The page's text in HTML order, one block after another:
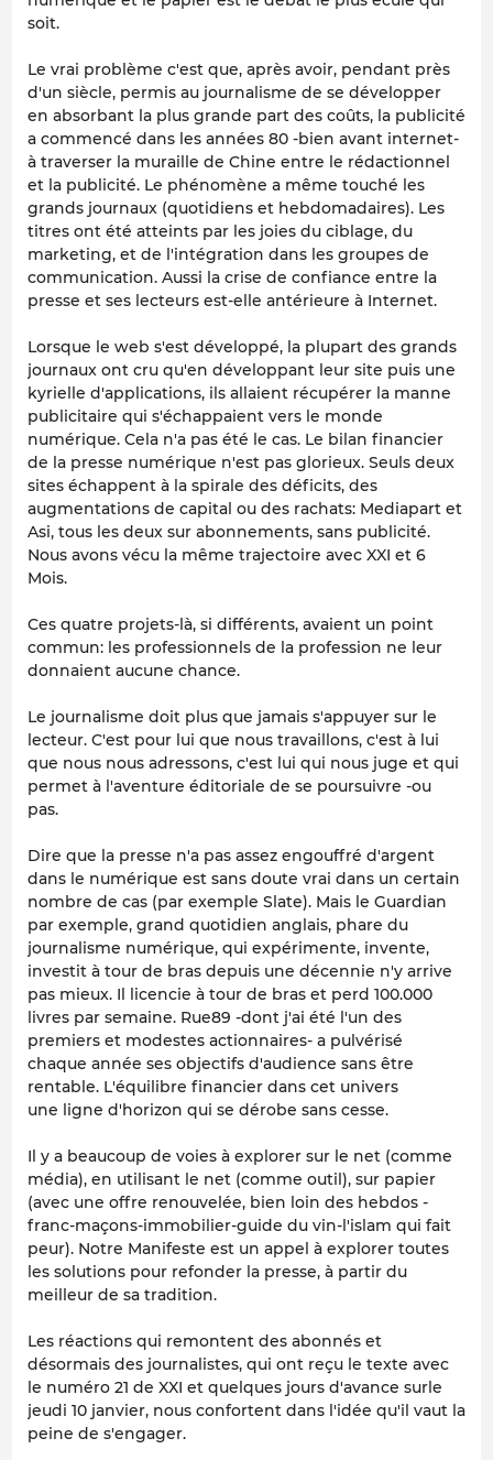
soit.
Le vrai problème c'est que, après avoir, pendant près
d'un siècle, permis au journalisme de se développer
en absorbant la plus grande part des coûts, la publicité
a commencé dans les années 80 -bien avant internet-
à traverser la muraille de Chine entre le rédactionnel
et la publicité. Le phénomène a même touché les
grands journaux (quotidiens et hebdomadaires). Les
titres ont été atteints par les joies du ciblage, du
marketing, et de l'intégration dans les groupes de
communication. Aussi la crise de confiance entre la
presse et ses lecteurs est-elle antérieure à Internet.
Lorsque le web s'est développé, la plupart des grands
journaux ont cru qu'en développant leur site puis une
kyrielle d'applications, ils allaient récupérer la manne
publicitaire qui s'échappaient vers le monde
numérique. Cela n'a pas été le cas. Le bilan financier
de la presse numérique n'est pas glorieux. Seuls deux
sites échappent à la spirale des déficits, des
augmentations de capital ou des rachats: Mediapart et
Asi, tous les deux sur abonnements, sans publicité.
Nous avons vécu la même trajectoire avec XXI et 6
Mois.
Ces quatre projets-là, si différents, avaient un point
commun: les professionnels de la profession ne leur
donnaient aucune chance.
Le journalisme doit plus que jamais s'appuyer sur le
lecteur. C'est pour lui que nous travaillons, c'est à lui
que nous nous adressons, c'est lui qui nous juge et qui
permet à l'aventure éditoriale de se poursuivre -ou
pas.
Dire que la presse n'a pas assez engouffré d'argent
dans le numérique est sans doute vrai dans un certain
nombre de cas (par exemple Slate). Mais le Guardian
par exemple, grand quotidien anglais, phare du
journalisme numérique, qui expérimente, invente,
investit à tour de bras depuis une décennie n'y arrive
pas mieux. Il licencie à tour de bras et perd 100.000
livres par semaine. Rue89 -dont j'ai été l'un des
premiers et modestes actionnaires- a pulvérisé
chaque année ses objectifs d'audience sans être
rentable. L'équilibre financier dans cet univers
une ligne d'horizon qui se dérobe sans cesse.
Il y a beaucoup de voies à explorer sur le net (comme
média), en utilisant le net (comme outil), sur papier
(avec une offre renouvelée, bien loin des hebdos -
franc-maçons-immobilier-guide du vin-l'islam qui fait
peur). Notre Manifeste est un appel à explorer toutes
les solutions pour refonder la presse, à partir du
meilleur de sa tradition.
Les réactions qui remontent des abonnés et
désormais des journalistes, qui ont reçu le texte avec
le numéro 21 de XXI et quelques jours d'avance surle
jeudi 10 janvier, nous confortent dans l'idée qu'il vaut la
peine de s'engager.